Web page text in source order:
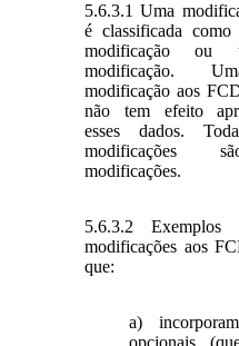
5.6.3.1 Uma
é classificada como
modificação ou
modificação.
modificação aos
não tem efeito
esses dados.
modificações
modificações.
5.6.3.2 Exemplos
modificações aos
que:
a)